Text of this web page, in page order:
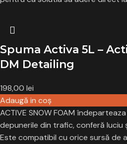
Spuma Activa 5L –
DM Detailing
198,00 lei
Adaugă in coş
ACTIVE SNOW FOAM
depunerile din trafic, conferă luciu
Este compatibil cu orice sursă de